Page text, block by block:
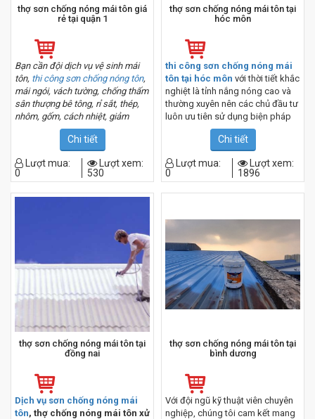
thợ sơn chống nóng mái tôn giá
rẻ tại quận 1
Bạn cần đội dịch vụ vệ sinh mái
tôn, thi công sơn chống nóng tôn,
mái ngói, vách tường, chống thấm
sân thượng bê tông, rỉ sắt, thép,
nhôm, gốm, cách nhiệt, giảm
tiếng ồn, chống dột thủng nứt tôn,
thay tôn, bồn khí ở nhà kho, nhà ở,
trần tại nhà xưởng, trường học,
bệnh viện, tòa nhà, khách sạn,
resort giá rẻ tại quận 1 tp.hcm.
Chi tiết
Lượt mua:
0
Lượt xem:
530
thợ sơn chống nóng mái tôn tại
hóc môn
thi công sơn chống nóng mái
tôn tại hóc môn với thời tiết khắc
nghiệt là tỉnh nắng nóng cao và
thường xuyên nên các chủ đầu tư
luôn ưu tiên sử dụng biện pháp
Chi tiết
Lượt mua:
0
Lượt xem:
1896
thợ sơn chống nóng mái tôn tại
đồng nai
Dịch vụ sơn chống nóng mái
tôn, thợ chống nóng mái tôn xử
thợ sơn chống nóng mái tôn tại
bình dương
Với đội ngũ kỹ thuật viên chuyên
nghiệp, chúng tôi cam kết mang